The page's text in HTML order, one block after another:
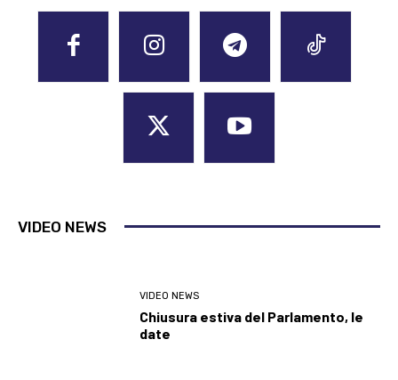
VIDEO NEWS
VIDEO NEWS
Chiusura estiva del Parlamento, le
date